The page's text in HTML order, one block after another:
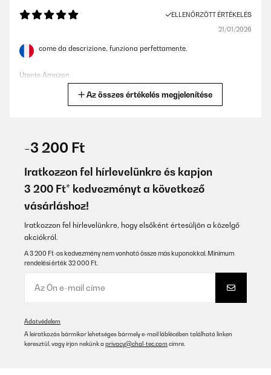
ELLENŐRZÖTT ÉRTÉKELÉS
21/01/2026
come da descrizione, funziona perfettamente.
Utente Amazon
condition and working.
Amazon user
Fordítsd le
20/01/2026
ELLENŐRZÖTT ÉRTÉKELÉS
Az összes értékelés megjelenítése
-3 200 Ft
Iratkozzon fel hírlevelünkre és kapjon
3 200 Ft* kedvezményt a következő
vásárláshoz!
Iratkozzon fel hírlevelünkre, hogy elsőként értesüljön a közelgő
akciókról.
A 3 200 Ft-os kedvezmény nem vonható össze más kuponokkal. Minimum
rendelési érték 32 000 Ft.
Adatvédelem
A leiratkozás bármikor lehetséges bármely e-mail láblécében található linken
keresztül, vagy írjon nekünk a privacy@chal-tec.com címre.